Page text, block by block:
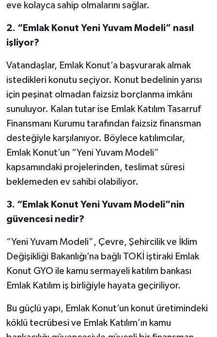
eve kolayca sahip olmalarını sağlar.
2. “Emlak Konut Yeni Yuvam Modeli” nasıl
işliyor?
Vatandaşlar, Emlak Konut’a başvurarak almak
istedikleri konutu seçiyor. Konut bedelinin yarısı
için peşinat olmadan faizsiz borçlanma imkânı
sunuluyor. Kalan tutar ise Emlak Katılım Tasarruf
Finansmanı Kurumu tarafından faizsiz finansman
desteğiyle karşılanıyor. Böylece katılımcılar,
Emlak Konut’un “Yeni Yuvam Modeli”
kapsamındaki projelerinden, teslimat süresi
beklemeden ev sahibi olabiliyor.
3. “Emlak Konut Yeni Yuvam Modeli”nin
güvencesi nedir?
“Yeni Yuvam Modeli”, Çevre, Şehircilik ve İklim
Değişikliği Bakanlığı’na bağlı TOKİ iştiraki Emlak
Konut GYO ile kamu sermayeli katılım bankası
Emlak Katılım iş birliğiyle hayata geçiriliyor.
Bu güçlü yapı, Emlak Konut’un konut üretimindeki
köklü tecrübesi ve Emlak Katılım’ın kamu